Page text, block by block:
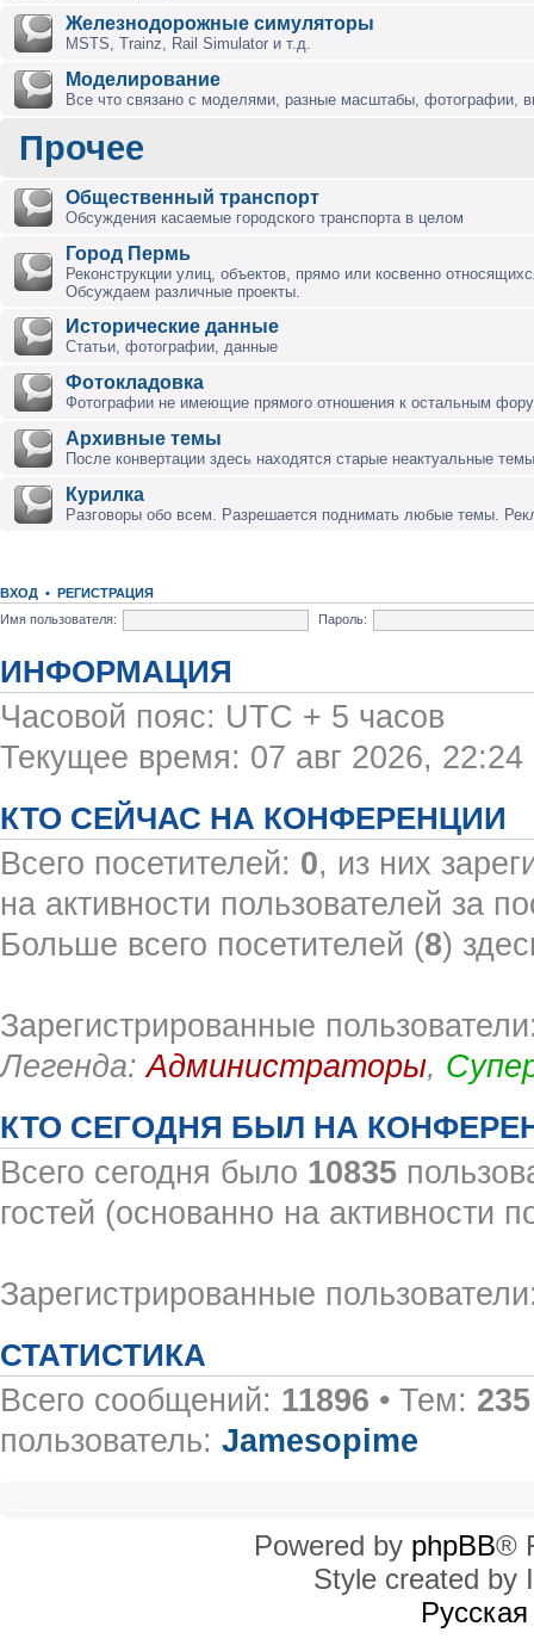
Железнодорожные симуляторы
MSTS, Trainz, Rail Simulator и т.д.
Моделирование
Все что связано с моделями, разные масштабы, фотографии,
Прочее
Общественный транспорт
Обсуждения касаемые городского транспорта в целом
Город Пермь
Реконструкции улиц, объектов, прямо или косвенно
Обсуждаем различные проекты.
Исторические данные
Статьи, фотографии, данные
Фотокладовка
Фотографии не имеющие прямого отношения к остальным
Архивные темы
После конвертации здесь находятся старые неактуальные
Курилка
Разговоры обо всем. Разрешается поднимать любые темы.
ВХОД • РЕГИСТРАЦИЯ
Имя пользователя:
Пароль:
ИНФОРМАЦИЯ
Часовой пояс: UTC + 5 часов
Текущее время: 07 авг 2026, 22:24
КТО СЕЙЧАС НА КОНФЕРЕНЦИИ
Всего посетителей: 0, из них
на активности пользователей за
Больше всего посетителей (8)
Зарегистрированные
Легенда:Администраторы,
КТО СЕГОДНЯ БЫЛ НА
Всего сегодня было 10835
гостей (основанно на активности
Зарегистрированные
СТАТИСТИКА
Всего сообщений: 11896 • Тем: 235
пользователь: Jamesopime
Powered by phpBB®
Style created by